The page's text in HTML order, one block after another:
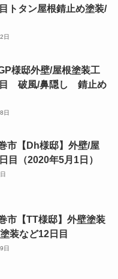
トタン屋根錆止め塗装/
日
様邸外壁/屋根塗装工
破風/鼻隠し 錆止め
日
市【Dh様邸】外壁/屋
目（2020年5月1日）
市【TT様邸】外壁塗装
装など12日目
日